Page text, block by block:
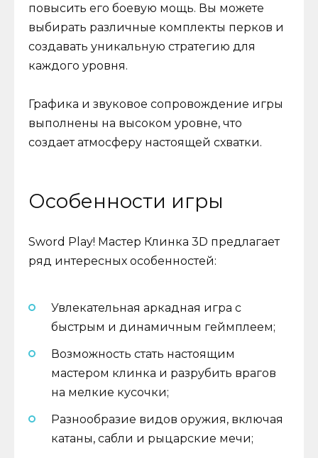
повысить его боевую мощь. Вы можете
выбирать различные комплекты перков и
создавать уникальную стратегию для
каждого уровня.
Графика и звуковое сопровождение игры
выполнены на высоком уровне, что
создает атмосферу настоящей схватки.
Особенности игры
Sword Play! Мастер Клинка 3D предлагает
ряд интересных особенностей:
Увлекательная аркадная игра с
быстрым и динамичным геймплеем;
Возможность стать настоящим
мастером клинка и разрубить врагов
на мелкие кусочки;
Разнообразие видов оружия, включая
катаны, сабли и рыцарские мечи;